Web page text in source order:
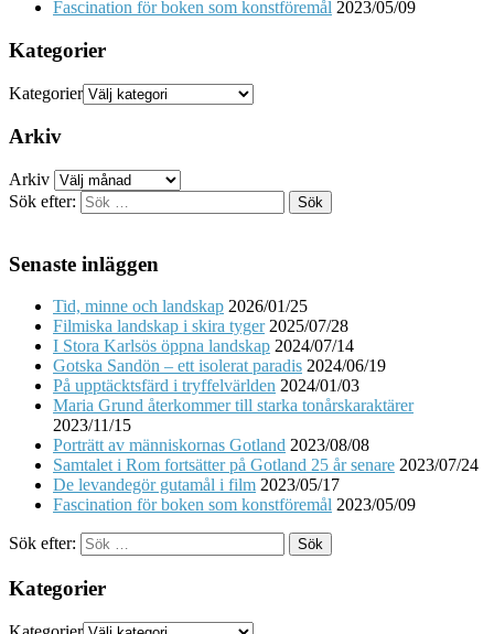
Fascination för boken som konstföremål 2023/05/09
Kategorier
Kategorier
Arkiv
Arkiv
Sök efter:
Senaste inläggen
Tid, minne och landskap 2026/01/25
Filmiska landskap i skira tyger 2025/07/28
I Stora Karlsös öppna landskap 2024/07/14
Gotska Sandön – ett isolerat paradis 2024/06/19
På upptäcktsfärd i tryffelvärlden 2024/01/03
Maria Grund återkommer till starka tonårskaraktärer
2023/11/15
Porträtt av människornas Gotland 2023/08/08
Samtalet i Rom fortsätter på Gotland 25 år senare 2023/07/24
De levandegör gutamål i film 2023/05/17
Fascination för boken som konstföremål 2023/05/09
Sök efter:
Kategorier